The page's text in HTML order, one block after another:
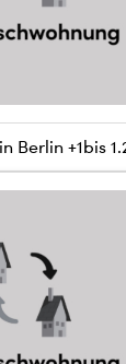
in Berlin +1 bis